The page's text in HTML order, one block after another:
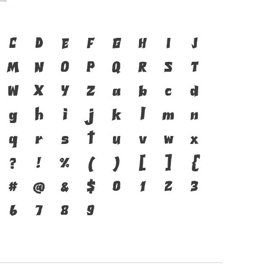
C D E F G H I
J
M N O P Q R S
T
W X Y Z a b c
d
g h i j k l m
n
q r s t u v w
x
? ! % ( ) [ ]
{
# @ & $ 0 1 2
3
6 7 8 9
เครื่องมือสำคัญที่ทำให้ความเป็น
อยู่ได้ ภาษา คือ สะพานเชื่อมตัวตน
าติ จากอดีตสู่ปัจจุบัน ตัวพิมพ์ คือ
สำคัญที่ทำให้ภาษาดำรงอยู่ได้ แบบ
พัฒนาทันกระแสการเปลี่ยนแปลง
สร้างแกร่งของสะพานที่เชื่อมตัวตน
จากปัจจุบันสู่อนาคต